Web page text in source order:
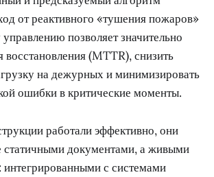
от реактивного «тушения пожаров»
позволяет значительно
восстановления (MTTR), снизить
на дежурных и минимизировать
ошибки в критические моменты.
работали эффективно, они
документами, а живыми
с системами